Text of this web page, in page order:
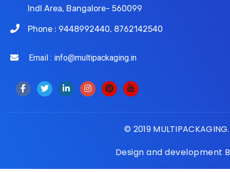
Indl Area, Bangalore- 560099
Phone : 9448992440, 8762142540
Email : info@multipackaging.in
© 2019
Design and development